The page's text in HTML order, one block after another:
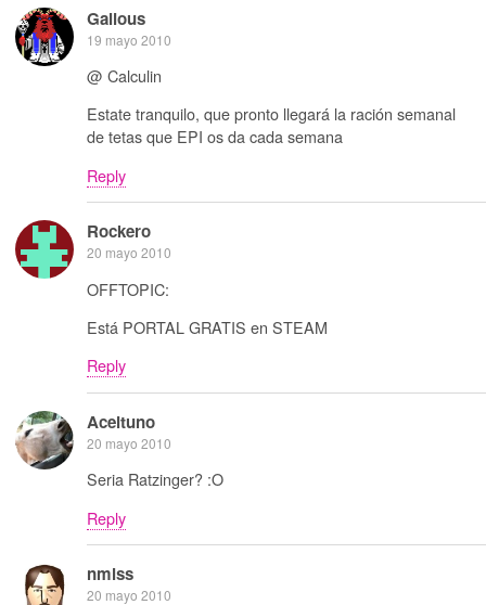
Galious
19 mayo 2010
@ Calculin
Estate tranquilo, que pronto llegará la ración semanal
de tetas que EPI os da cada semana
Reply
Rockero
20 mayo 2010
OFFTOPIC:
Está PORTAL GRATIS en STEAM
Reply
Aceituno
20 mayo 2010
Seria Ratzinger? :O
Reply
nmlss
20 mayo 2010